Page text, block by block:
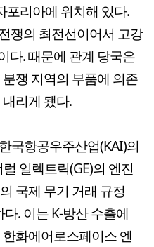
포리아에 위치해 있다.
쟁의 최전선이어서 고강
다. 때문에 관계 당국은
쟁 지역의 부품에 의존
리게 됐다.
국항공우주산업(KAI)의
일렉트릭(GE)의 엔진
국제 무기 거래 규정
. 이는 K-방산 수출에
화에어로스페이스 엔